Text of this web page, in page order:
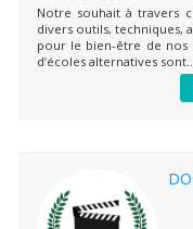
Notre souhait à travers
divers outils, techniques,
pour le bien-être de nos
d’écoles alternatives sont...